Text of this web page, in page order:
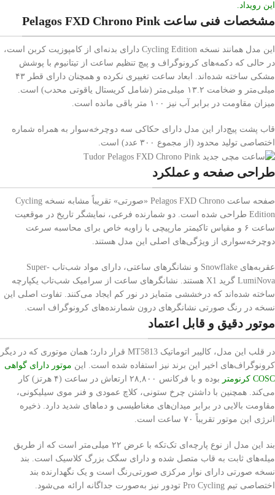
این رویداد.
مشخصات فنی ساعت Pelagos FXD Chrono Pink
این مدل همانند نسخه Cycling Edition دارای بدنه‌ای از کامپوزیت کربن است،
در حالی که دکمه‌های کرونوگراف و پیچ تنظیم ساعت از تیتانیوم با پوشش
مشکی ساخته شده‌اند. ابعاد ساعت تغییری نکرده و همچنان دارای قطر ۴۳
میلی‌متر و ضخامت ۱۳.۲ میلی‌متر (شامل کریستال یاقوتی محدب) است.
میزان مقاومت در برابر آب نیز ۱۰۰ متر باقی مانده است.
قاب پشت پیچ‌دار این مدل دارای حکاکی سه دوچرخه‌سوار به همراه شماره
اختصاصی تولید محدود (از مجموع ۳۰۰ عدد) است.
طراحی صفحه و عملکرد
صفحه ساعت Pelagos FXD Chrono «صورتی» تقریباً مشابه نسخه Cycling
Edition طراحی شده است. دو شمارنده فرعی، نمایشگر تاریخ در موقعیت
ساعت ۶ و مقیاس تاکیمتر مارپیچی با زاویه خاص برای محاسبه سرعت
دوچرخه‌سواری از ویژگی‌های اصلی این مدل هستند.
عقربه‌های Snowflake و نشانگرهای ساعتی، دارای مواد شب‌تاب Super-
LumiNova گرید X1 هستند. نشانگرهای ساعت از سرامیک شب‌تاب یکپارچه
ساخته شده‌اند که درخششی متمایز در نور کم ایجاد می‌کنند. تفاوت اصلی این
نسخه در رنگ صورتی نشانگرهای درون شمارنده‌های کرونوگراف است.
موتور دقیق و قابل اعتماد
در قلب این مدل، کالیبر اتوماتیک MT5813 قرار دارد؛ همان موتوری که در دیگر
کرونوگراف‌های اخیر این برند نیز استفاده شده است. این موتور دارای گواهی
COSC کرنومتر
بوده و با فرکانس ۲۸,۸۰۰ ارتعاش در ساعت (۴ هرتز) کار
می‌کند. همچنین با داشتن چرخ ستونی، کلاچ عمودی و فنر موی سیلیکونی،
مقاومت بالایی در برابر میدان‌های مغناطیسی و دماهای شدید دارد. ذخیره
انرژی این موتور تقریباً ۷۰ ساعت است.
بند این مدل از نوع پارچه‌ای تک‌تکه با عرض ۲۲ میلی‌متر است که از طریق
میله‌های ثابت به قاب متصل شده و دارای سگک بزرگ کلاسیک است. بند
نسخه صورتی دارای نوار مرکزی صورتی‌رنگ است و یک نگهدارنده بند
اختصاصی تیم Pro Cycling تودور نیز به‌صورت جداگانه ارائه می‌شود.